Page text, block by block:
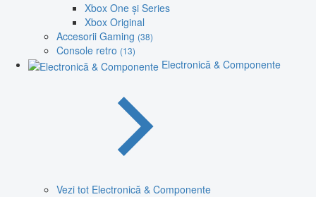
Xbox One și Series
Xbox Original
Accesorii Gaming (38)
Console retro (13)
Electronică & Componente
Vezi tot Electronică & Componente